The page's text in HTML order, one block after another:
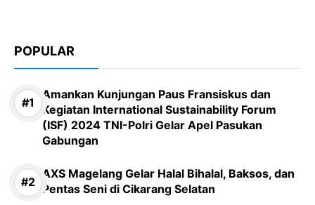
POPULAR
Amankan Kunjungan Paus Fransiskus dan
Kegiatan International Sustainability Forum
(ISF) 2024 TNI-Polri Gelar Apel Pasukan
Gabungan
AXS Magelang Gelar Halal Bihalal, Baksos, dan
Pentas Seni di Cikarang Selatan